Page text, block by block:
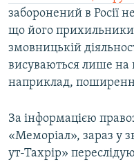
заборонений в Росії
що його прихильники
змовницькій
висуваються лише на
наприклад,
За інформацією
«Меморіал», зараз у
ут-Тахрір»